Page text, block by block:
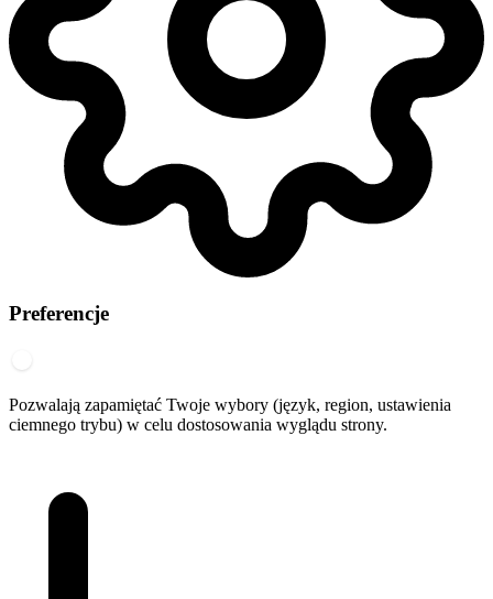
Preferencje
Pozwalają zapamiętać Twoje wybory (język, region, ustawienia
ciemnego trybu) w celu dostosowania wyglądu strony.